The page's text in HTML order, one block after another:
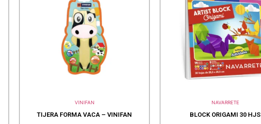
VINIFAN
TIJERA FORMA VACA – VINIFAN
NAVARRETE
BLOCK ORIGAMI 30 HJS